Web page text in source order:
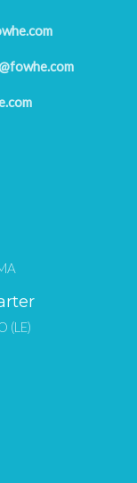
(LE)